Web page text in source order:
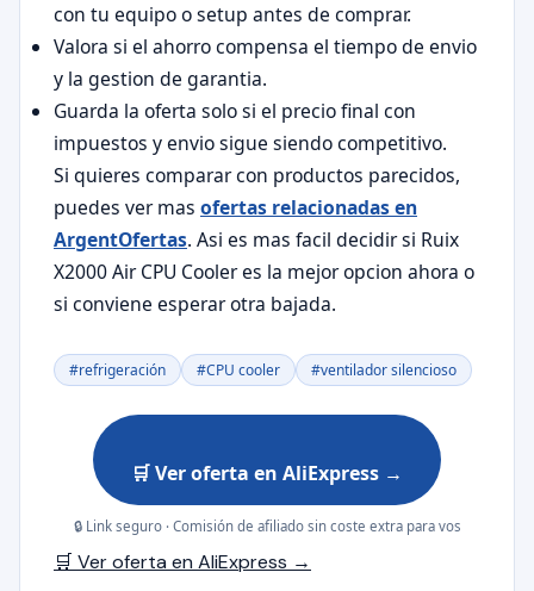
con tu equipo o setup antes de comprar.
Valora si el ahorro compensa el tiempo de envio
y la gestion de garantia.
Guarda la oferta solo si el precio final con
impuestos y envio sigue siendo competitivo.
Si quieres comparar con productos parecidos,
puedes ver mas ofertas relacionadas en
ArgentOfertas. Asi es mas facil decidir si Ruix
X2000 Air CPU Cooler es la mejor opcion ahora o
si conviene esperar otra bajada.
#refrigeración #CPU cooler #ventilador silencioso
🛒 Ver oferta en AliExpress →
🔒 Link seguro · Comisión de afiliado sin coste extra para vos
🛒 Ver oferta en AliExpress →